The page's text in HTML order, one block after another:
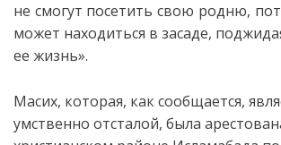
не смогут посетить свою родню,
может находиться в засаде,
ее жизнь».
Масих, которая, как сообщается,
умственно отсталой, была